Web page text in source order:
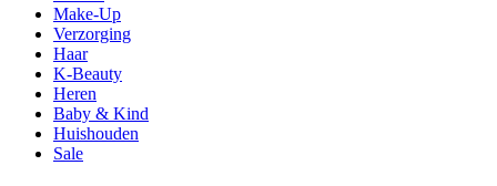
Make-Up
Verzorging
Haar
K-Beauty
Heren
Baby & Kind
Huishouden
Sale